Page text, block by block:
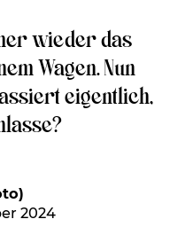
wieder das
Wagen. Nun
eigentlich,
2024